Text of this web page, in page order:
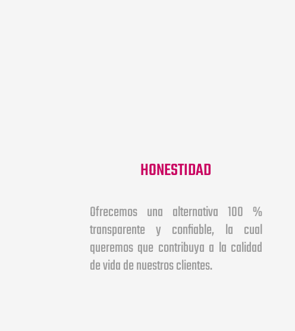
HONESTIDAD
Ofrecemos una alternativa 100 %
transparente y confiable, la cual
queremos que contribuya a la calidad
de vida de nuestros clientes.